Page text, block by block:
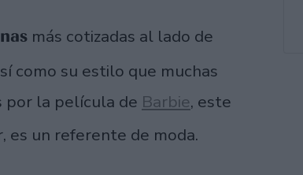
más cotizadas al lado de
como su estilo que muchas
por la película de Barbie, este
un referente de moda.